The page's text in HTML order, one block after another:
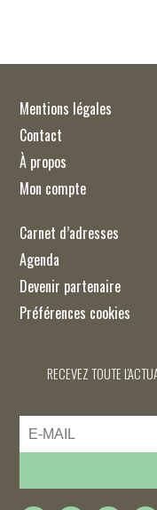
Mentions légales
Contact
À propos
Mon compte
Carnet d’adresses
Agenda
Devenir partenaire
Préférences cookies
RECEVEZ TOUTE